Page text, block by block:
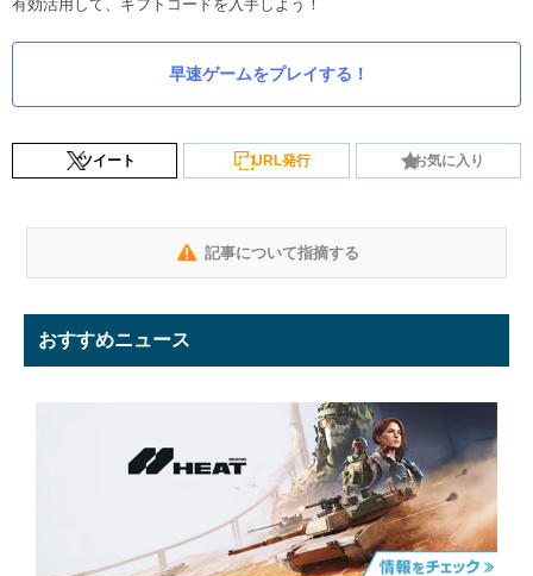
有効活用して、ギフトコードを入手しよう！
早速ゲームをプレイする！
ツイート URL発行 お気に入り
記事について指摘する
おすすめニュース